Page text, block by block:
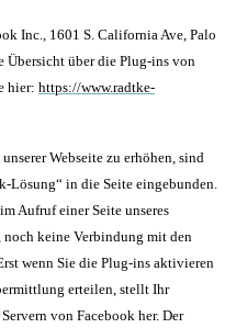
Inc., 1601 S. California Ave, Palo
Übersicht über die Plug-ins von
hier: https://www.radtke-
Webseite zu erhöhen, sind
Lösung“ in die Seite eingebunden.
Aufruf einer Seite unseres
keine Verbindung mit den
wenn Sie die Plug-ins aktivieren
erteilen, stellt Ihr
von Facebook her. Der